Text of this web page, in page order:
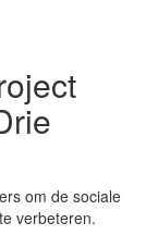
om de sociale
verbeteren.